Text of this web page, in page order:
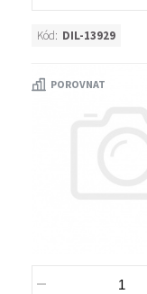
Kód: DIL-13929
POROVNAT